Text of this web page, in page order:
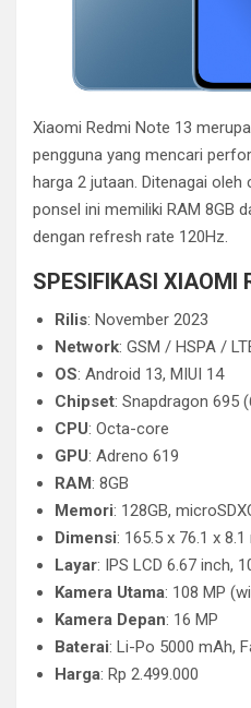
Xiaomi Redmi Note 13
pengguna yang mencari
harga 2 jutaan. Ditenagai oleh
ponsel ini memiliki RAM 8GB
dengan refresh rate 120Hz.
SPESIFIKASI XIAOMI
Rilis: November 2023
Network: GSM / HSPA /
OS: Android 13, MIUI 14
Chipset: Snapdragon 695
CPU: Octa-core
GPU: Adreno 619
RAM: 8GB
Memori: 128GB,
Dimensi: 165.5 x 76.1 x
Layar: IPS LCD 6.67 inch,
Kamera Utama: 108 MP
Kamera Depan: 16 MP
Baterai: Li-Po 5000 mAh,
Harga: Rp 2.499.000